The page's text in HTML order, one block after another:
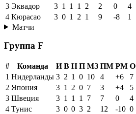
3 Эквадор 3 1 1 1 2 2 0
4
4 Кюрасао 3 0 1 2 1 9 -8
1
Матчи
Группа F
# Команда И В Н П МЗ ПМ РМ О
1 Нидерланды 3 2 1 0 10 4 +6
7
2 Япония 3 1 2 0 7 3 +4
5
3 Швеция 3 1 1 1 7 7 0
4
4 Тунис 3 0 0 3 2 12 -10 0